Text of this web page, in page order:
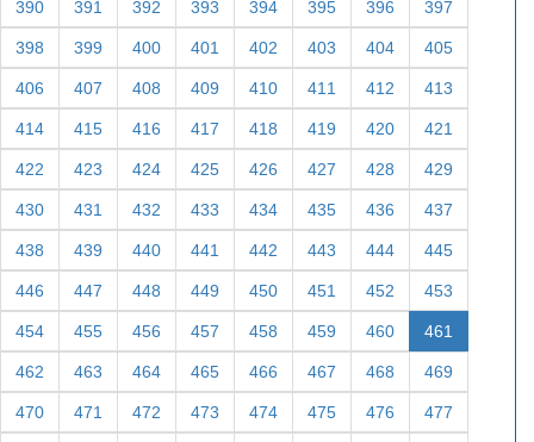
390 391 392 393 394 395 396 397
398 399 400 401 402 403 404 405
406 407 408 409 410 411 412 413
414 415 416 417 418 419 420 421
422 423 424 425 426 427 428 429
430 431 432 433 434 435 436 437
438 439 440 441 442 443 444 445
446 447 448 449 450 451 452 453
454 455 456 457 458 459 460 461
462 463 464 465 466 467 468 469
470 471 472 473 474 475 476 477